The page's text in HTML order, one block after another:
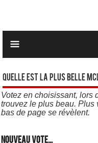
Quelle est la plus belle
Votez en choisissant, lors
trouvez le plus beau. Plus
bas de page se révèlent.
Nouveau vote...